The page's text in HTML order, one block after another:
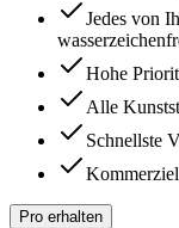
Jedes von
Hohe
Alle
Schnellste
Pro erhalten